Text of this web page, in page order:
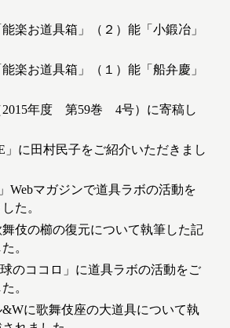
楽お道具箱」（２）能「小鍛冶」
楽お道具箱」（１）能「船弁慶」
2015年度 第59巻 4号）に寄稿し
」に田村民子をご紹介いただきまし
Webマガジンで道具ラボの活動を
た。
舞伎の櫛の復元について執筆した記
。
のココロ」に道具ラボの活動をご
。
に歌舞伎座の大道具について執